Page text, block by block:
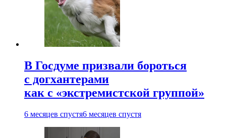
В Госдуме призвали бороться
с догхантерами
как с «экстремистской группой»
6 месяцев спустя6 месяцев спустя